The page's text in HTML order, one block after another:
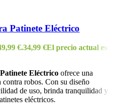
Patinete Eléctrico
€.34,99 €El precio actual es:
Eléctrico ofrece una
robos. Con su diseño
de uso, brinda tranquilidad y
eléctricos.